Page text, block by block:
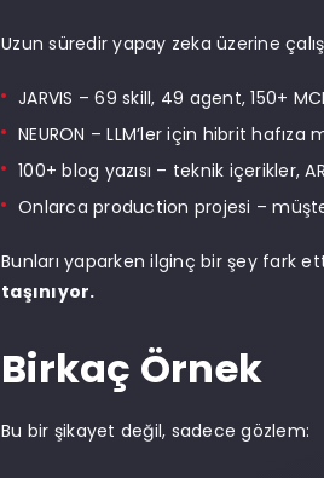
Uzun süredir yapay zeka üzerine
JARVIS – 69 skill, 49 agent, 150+
NEURON – LLM’ler için hibrit
100+ blog yazısı – teknik içerikler,
Onlarca production projesi –
Bunları yaparken ilginç bir şey fark
taşınıyor.
Birkaç Örnek
Bu bir şikayet değil, sadece gözlem: